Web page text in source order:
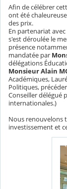
Afin de célébrer
ont été
des prix.
En partenariat avec
s'est déroulée le
présence
mandatée par
délégations
Monsieur Alain
Académiques,
Politiques,
Conseiller délégué
internationales.)
Nous renouvelons
investissement et